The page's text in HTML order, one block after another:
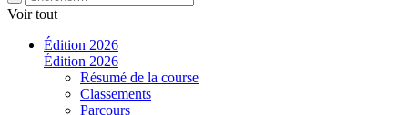
Voir tout
Édition 2026
Édition 2026
Résumé de la course
Classements
Parcours